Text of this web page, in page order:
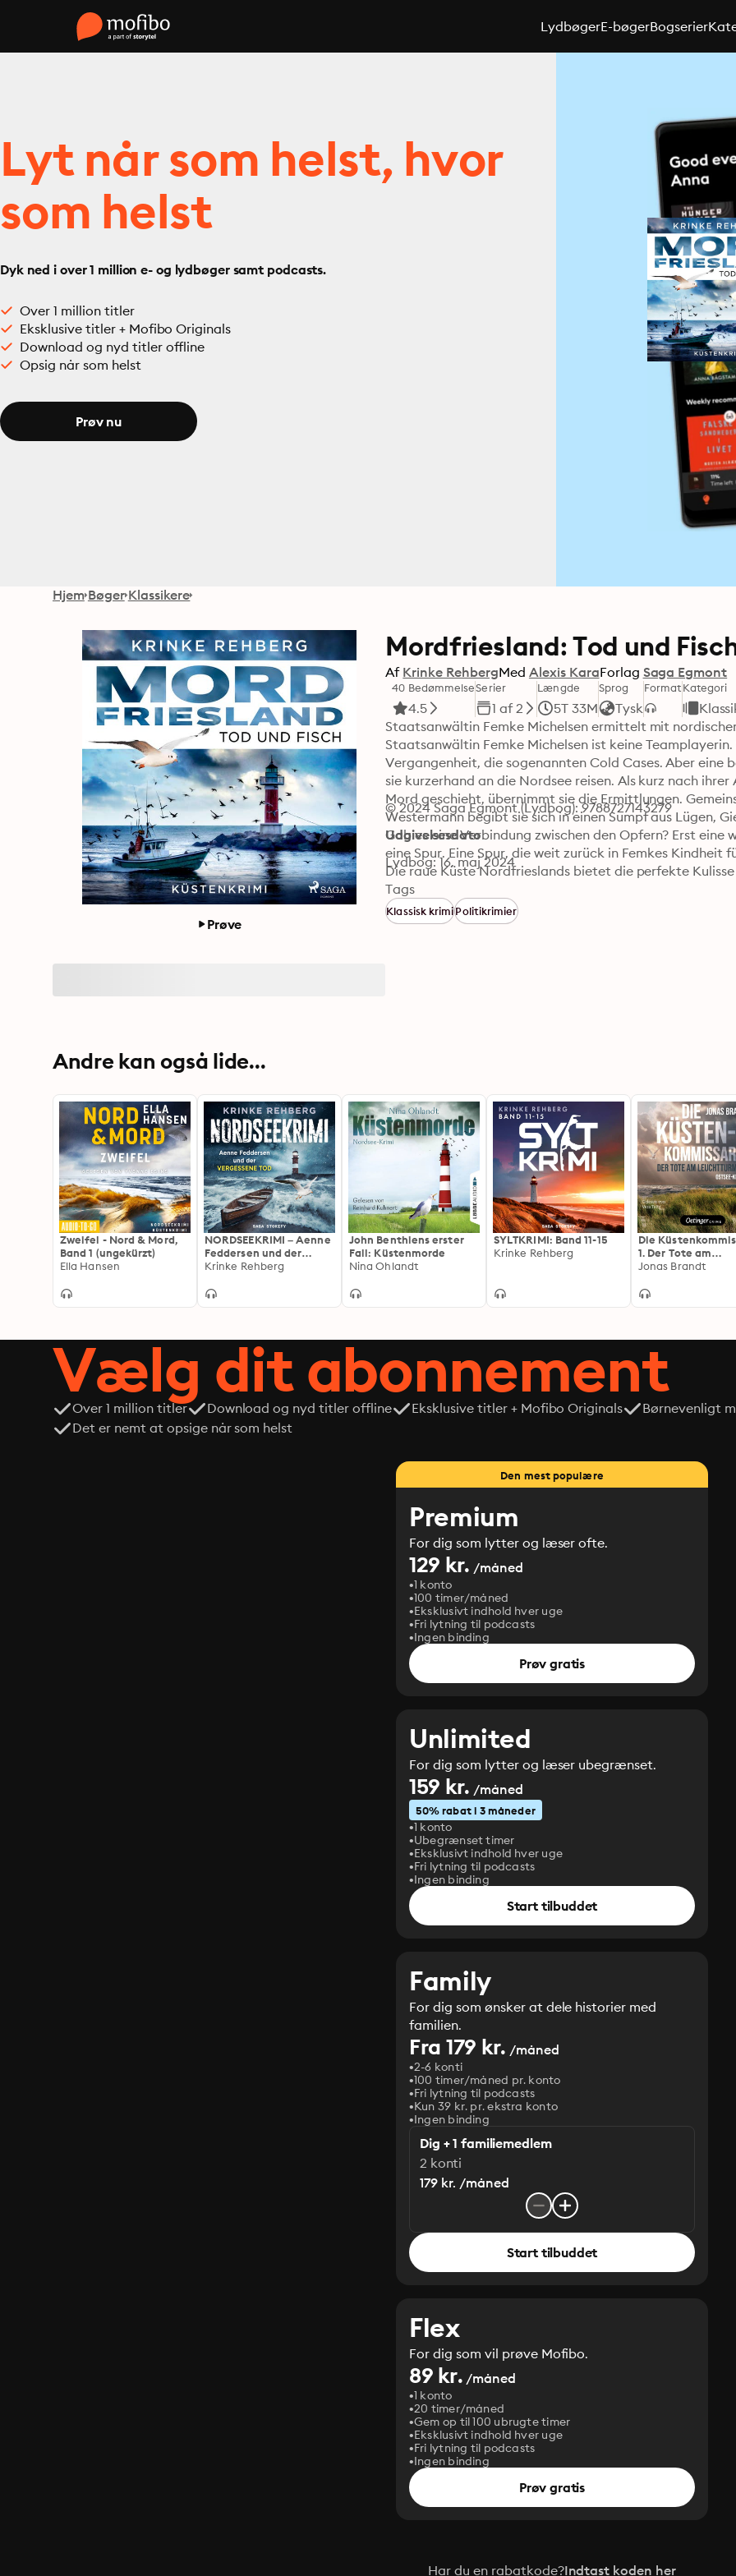
LydbøgerE-bøgerBogserier
Lyt når som helst, hvor
som helst
Dyk ned i over 1 million e- og lydbøger samt podcasts.
Over 1 million titler
Eksklusive titler + Mofibo Originals
Download og nyd titler offline
Opsig når som helst
Prøv nu
Hjem Bøger Klassikere
Prøve
Mordfriesland: Tod und
Af Krinke RehbergMed Alexis KaraForlag Saga Egmont
40 Bedømmelse
4.5
Serier
1 af 2
Længde
5T 33M
Sprog
Tysk
FormatKategori
Staatsanwältin Femke Michelsen ermittelt mit
Staatsanwältin Femke Michelsen ist keine
Vergangenheit, die sogenannten Cold Cases. Aber eine
sie kurzerhand an die Nordsee reisen. Als kurz nach
Mord geschieht, übernimmt sie die Ermittlungen.
Westermann begibt sie sich in einen Sumpf aus Lügen,
Gab es eine Verbindung zwischen den Opfern? Erst
eine Spur. Eine Spur, die weit zurück in Femkes Kindheit
Die raue Küste Nordfrieslands bietet die perfekte
© 2024 Saga Egmont (Lydbog): 9788727143279
Udgivelsesdato
Lydbog: 16. maj 2024
Tags
Klassisk krimiPolitikrimier
Andre kan også lide...
Zweifel - Nord & Mord,
Band 1 (ungekürzt)
Ella Hansen
NORDSEEKRIMI – Aenne
Feddersen und der
vergessene Tod:
Krinke Rehberg
John Benthiens erster
Fall: Küstenmorde
Nina Ohlandt
SYLTKRIMI: Band 11-15
Krinke Rehberg
Die
1. Der Tote am
Leuchtturm
Jonas Brandt
Vælg dit abonnement
Over 1 million titler Download og nyd titler offline Eksklusive titler + Mofibo Originals
Børnevenligt
Det er nemt at opsige når som helst
Den mest populære
Premium
For dig som lytter og læser ofte.
129 kr. /måned
1 konto
100 timer/måned
Eksklusivt indhold hver uge
Fri lytning til podcasts
Ingen binding
Prøv gratis
Unlimited
For dig som lytter og læser ubegrænset.
159 kr. /måned
50% rabat i 3 måneder
1 konto
Ubegrænset timer
Eksklusivt indhold hver uge
Fri lytning til podcasts
Ingen binding
Start tilbuddet
Family
For dig som ønsker at dele historier med
familien.
Fra 179 kr. /måned
2-6 konti
100 timer/måned pr. konto
Fri lytning til podcasts
Kun 39 kr. pr. ekstra konto
Ingen binding
Dig + 1 familiemedlem
2 konti
179 kr. /måned
Start tilbuddet
Flex
For dig som vil prøve Mofibo.
89 kr. /måned
1 konto
20 timer/måned
Gem op til 100 ubrugte timer
Eksklusivt indhold hver uge
Fri lytning til podcasts
Ingen binding
Prøv gratis
Har du en rabatkode?Indtast koden her